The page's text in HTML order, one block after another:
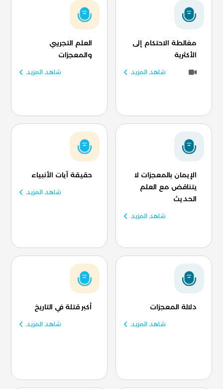
مغالطة الاحتكام إلى
الأكثرية
شاهد المزيد
العلم التجريبي
والمعجزات
شاهد المزيد
الإيمان بالمعجزات لا
يتناقض مع العلم
الحديث
شاهد المزيد
حقيقة آيات الأنبياء
شاهد المزيد
دلالة المعجزات
شاهد المزيد
أكبر قتلة في التاريخ
شاهد المزيد